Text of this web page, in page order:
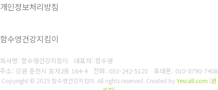
개인정보처리방침
함수영건강지킴이
회사명: 함수영건강지킴이 대표자: 함수영
주소: 강원 춘천시 효자2동 164-4 전화: 033-242-5123 휴대폰: 010-8790-7408
Copyright © 2025 함수영건강지킴이. All rights reserved. Created byYescall.com [관